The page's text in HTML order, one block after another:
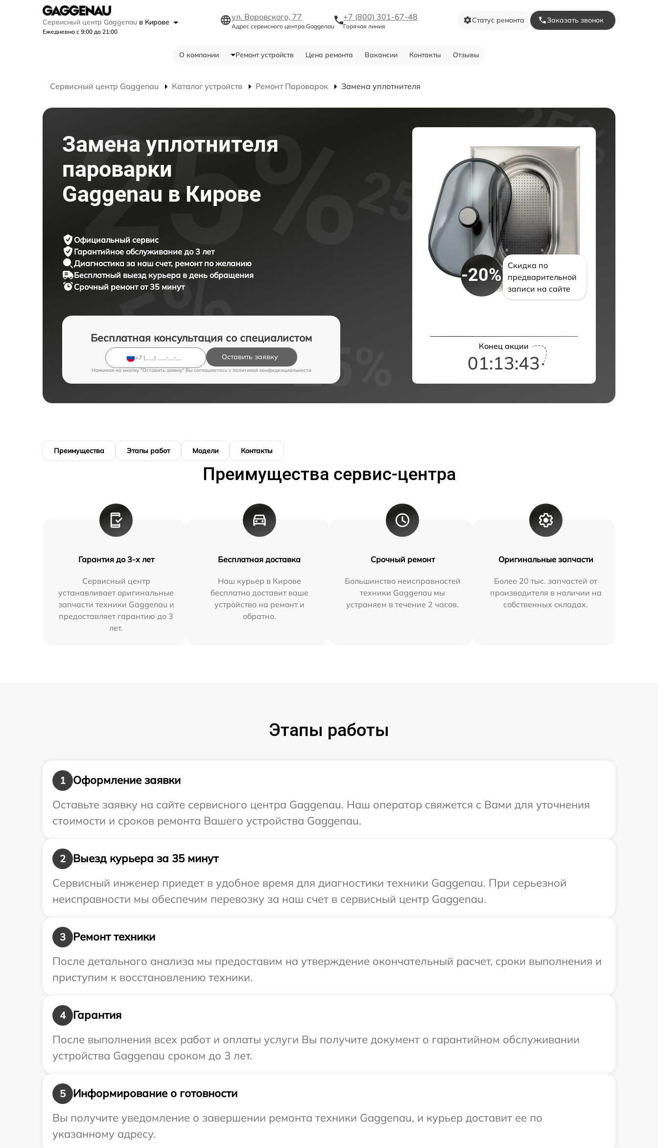
Сервисный центр Gaggenau в Кирове
Ежедневно с 9:00 до 21:00
ул. Воровского, 77
Адрес сервисного центра Gaggenau
+7 (800) 301-67-48
Горячая линия
Статус ремонта Заказать звонок
О компании Ремонт устройств Цена ремонта Вакансии Контакты Отзывы
Сервисный центр Gaggenau Каталог устройств Ремонт Пароварок Замена уплотнителя
Замена уплотнителя
пароварки
Gaggenau в Кирове
Официальный сервис
Гарантийное обслуживание до 3 лет
Диагностика за наш счет, ремонт по желанию
Бесплатный выезд курьера в день обращения
Срочный ремонтот 35 минут
Бесплатная консультация со специалистом
Оставить заявку
Нажимая на кнопку "Оставить заявку" Вы соглашаетесь c политикой конфиденциальности
-20%
Скидка по
предварительной
записи на сайте
Конец акции
01:13:42
Преимущества Этапы работ Модели Контакты
Преимущества сервис-центра
Гарантия до 3-х лет
Сервисный центр
устанавливает оригинальные
запчасти техники Gaggenau и
предоставляет гарантию до 3
лет.
Бесплатная доставка
Наш курьер в Кирове
бесплатно доставит ваше
устройство на ремонт и
обратно.
Срочный ремонт
Большинство неисправностей
техники Gaggenau мы
устраняем в течение 2 часов.
Оригинальные запчасти
Более 20 тыс. запчастей от
производителя в наличии на
собственных складах.
Этапы работы
1
Оформление заявки
Оставьте заявку на сайте сервисного центра Gaggenau. Наш оператор свяжется с Вами для уточнения
стоимости и сроков ремонта Вашего устройства Gaggenau.
2
Выезд курьера за 35 минут
Сервисный инженер приедет в удобное время для диагностики техники Gaggenau. При серьезной
неисправности мы обеспечим перевозку за наш счет в сервисный центр Gaggenau.
3
Ремонт техники
После детального анализа мы предоставим на утверждение окончательный расчет, сроки выполнения и
приступим к восстановлению техники.
4
Гарантия
После выполнения всех работ и оплаты услуги Вы получите документ о гарантийном обслуживании
устройства Gaggenau сроком до 3 лет.
5
Информирование о готовности
Вы получите уведомление о завершении ремонта техники Gaggenau, и курьер доставит ее по
указанному адресу.